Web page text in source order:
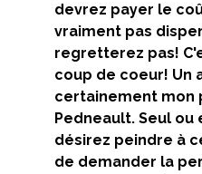
devrez payer le
vraiment pas
regretterez pas!
coup de coeur! Un
certainement mon
Pedneault. Seul ou
désirez peindre à
de demander la